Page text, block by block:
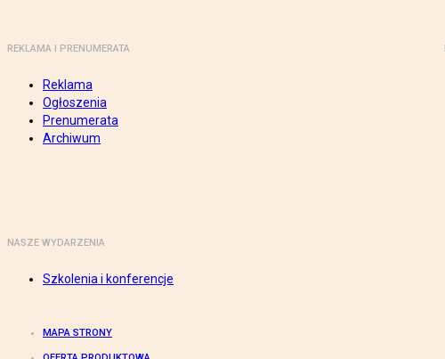
REKLAMA I PRENUMERATA
Reklama
Ogłoszenia
Prenumerata
Archiwum
NASZE WYDARZENIA
Szkolenia i konferencje
MAPA STRONY